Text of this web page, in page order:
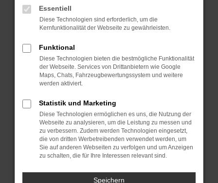
Hier sind ein paar Tipps, die dir helfen können:
Überprüfe deine Firewall und deine
Laden andere Webseiten, zum Beispiel
deine Suchmaschine?
Prüfe deine Browsererweiterungen.
Manche Erweiterungen, wie Werbeblocker,
können das Laden bestimmter Seiten
verhindern. Funktioniert die Seite in einem
anderen Browser oder in einem privaten
Fenster?
Starte dein Gerät neu.
vorübergehende Probleme zu beheben.
Essentiell
Diese Technologien sind erforderlich, um die
Kernfunktionalität der Webseite zu gewährleisten.
Funktional
Diese Technologien bieten die bestmögliche Funktionalität
der Webseite. Services von Drittanbietern wie Google
Maps, Chats, Fahrzeugbewertungssystem und weitere
werden aktiviert.
Statistik und Marketing
Diese Technologien ermöglichen es uns, die Nutzung der
Webseite zu analysieren, um die Leistung zu messen und
zu verbessern. Zudem werden Technologien eingesetzt,
die von dritten Werbetreibenden verwendet werden, um
Sie auf anderen Webseiten zu verfolgen und um Anzeigen
zu schalten, die für Ihre Interessen relevant sind.
Speichern